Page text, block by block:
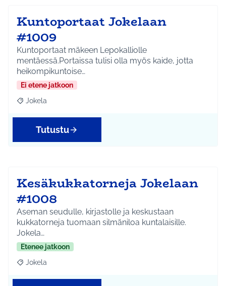
Kuntoportaat Jokelaan
#1009
Kuntoportaat mäkeen Lepokalliolle
mentäessä.Portaissa tulisi olla myös kaide, jotta
heikompikuntoise…
Ei etene jatkoon
Rajaa tulokset aihepiirin mukaan: Jokela
Jokela
Tutustu
Kesäkukkatorneja Jokelaan
#1008
Aseman seudulle, kirjastolle ja keskustaan
kukkatorneja tuomaan silmäniloa kuntalaisille.
Jokela…
Etenee jatkoon
Rajaa tulokset aihepiirin mukaan: Jokela
Jokela